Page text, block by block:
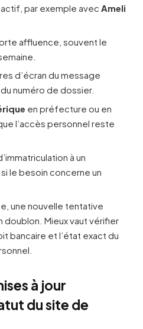
par exemple avec Ameli
affluence, souvent le
d’écran du message
numéro de dossier.
en préfecture ou en
l’accès personnel reste
à un
le besoin concerne un
une nouvelle tentative
Mieux vaut vérifier
bancaire et l’état exact du
à jour
du site de